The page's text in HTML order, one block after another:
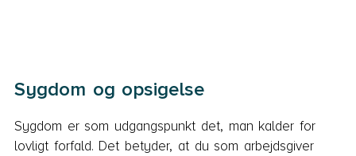
Sygdom og opsigelse
Sygdom er som udgangspunkt det, man kalder for
lovligt forfald. Det betyder, at du som arbejdsgiver